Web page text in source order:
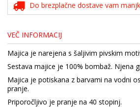
Do brezplačne dostave vam
VEČ INFORMACIJ
Majica je narejena s šaljivim pivskim
Sestava majice je 100% bombaž. Njena
Majica je potiskana z barvami na vodni
pranje.
Priporočljivo je pranje na 40 stopinj.